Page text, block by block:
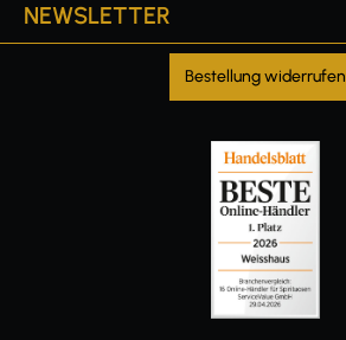
NEWSLETTER
Bestellung widerrufen